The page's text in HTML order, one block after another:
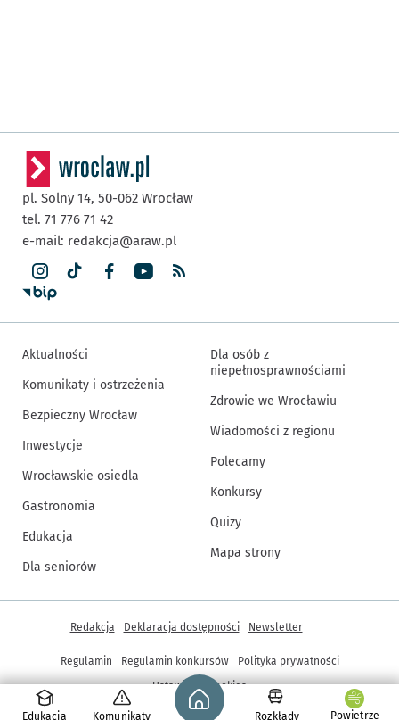
Edukacja Komunikaty
Strona główna - wroclaw.pl
Rozkłady Powietrze
pl. Solny 14, 50-062 Wrocław
tel. 71 776 71 42
e-mail: redakcja@araw.pl
Aktualności
Komunikaty i ostrzeżenia
Bezpieczny Wrocław
Inwestycje
Wrocławskie osiedla
Gastronomia
Edukacja
Dla seniorów
Dla osób z
niepełnosprawnościami
Zdrowie we Wrocławiu
Wiadomości z regionu
Polecamy
Konkursy
Quizy
Mapa strony
Inne informacje
Redakcja Deklaracja dostępności Newsletter
Regulamin Regulamin konkursów
Polityka prywatności
Ustawienia cookies